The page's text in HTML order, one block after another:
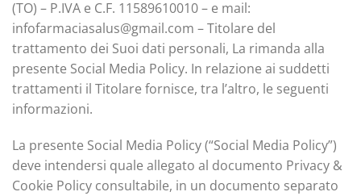
(TO) – P.IVA e C.F. 11589610010 – e mail:
infofarmaciasalus@gmail.com – Titolare del
trattamento dei Suoi dati personali, La rimanda alla
presente Social Media Policy. In relazione ai suddetti
trattamenti il Titolare fornisce, tra l’altro, le seguenti
informazioni.
La presente Social Media Policy (“Social Media Policy”)
deve intendersi quale allegato al documento Privacy &
Cookie Policy consultabile, in un documento separato